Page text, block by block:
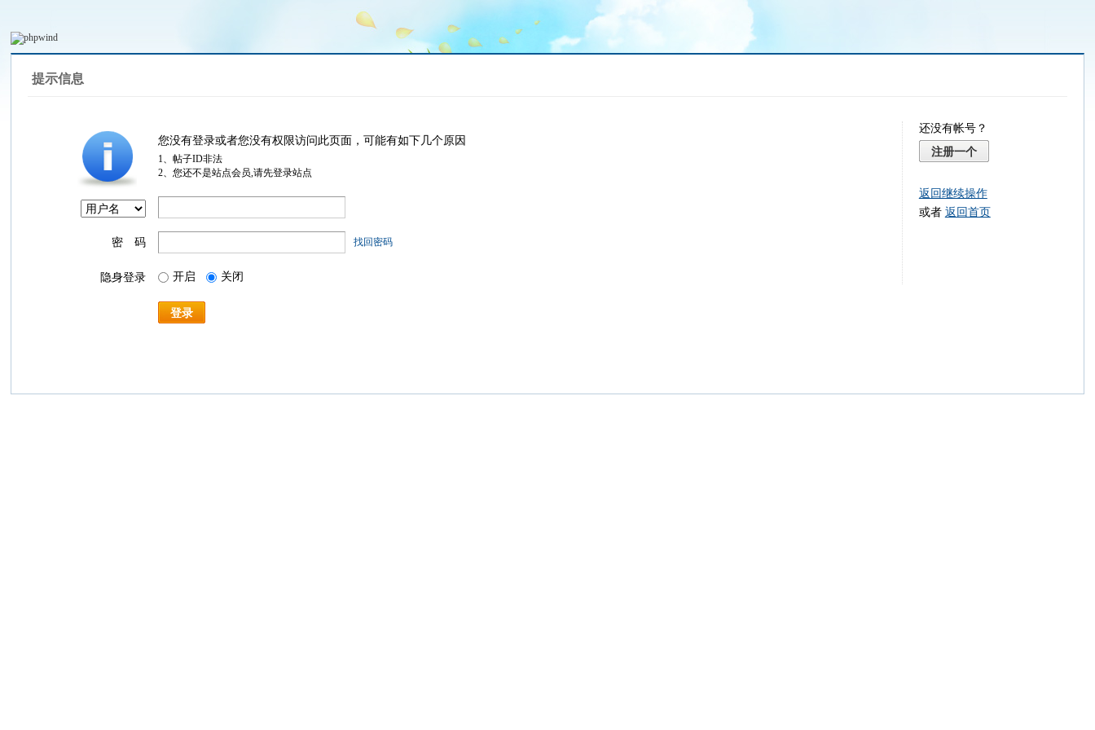
提示信息
您没有登录或者您没有权限访问此页面，可能有如下几个原因
1、帖子ID非法
2、您还不是站点会员,请先登录站点
密 码 找回密码
隐身登录 开启 关闭
登录
还没有帐号？
注册一个
返回继续操作
或者 返回首页